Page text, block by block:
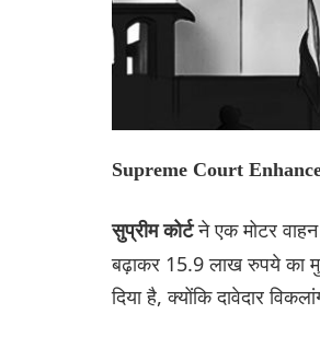
Supreme Court
सुप्रीम कोर्टने एक मोटर
बढ़ाकर 15.9 लाख रुपये का
दिया है, क्योंकि दावेदार